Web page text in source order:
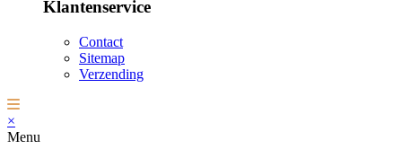
Klantenservice
Contact
Sitemap
Verzending
×
Menu